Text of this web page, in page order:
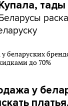
тады
у